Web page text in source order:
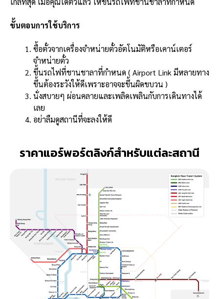
ขั้นตอนการใช้บริการ
ซื้อตั๋วจากเครื่องจำหน่ายตั๋วอัตโนมัติหรือเคาน์เตอร์
จำหน่ายตั๋ว
ขึ้นรถไฟที่ชานชาลาที่กำหนด ( Airport Link มีหลายทาง
ขึ้นต้องระวังให้ดีเพราะอาจจะขึ้นผิดขบวน )
นั่งสบายๆ ผ่อนคลายและเพลิดเพลินกับการเดินทางได้
เลย
อย่าลืมดูสถานีที่จะลงให้ดี
ราคาแอร์พอร์ตลิงก์สำหรับแต่ละสถานี